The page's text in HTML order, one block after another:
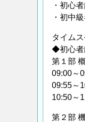
・初心
・初中
タイム
◆初心者
第１部
09:00～
09:55～
10:50～
第２部